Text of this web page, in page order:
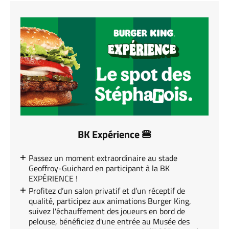
BK Expérience 🍔
Passez un moment extraordinaire au stade
Geoffroy-Guichard en participant à la BK
EXPÉRIENCE !
Profitez d’un salon privatif et d’un réceptif de
qualité, participez aux animations Burger King,
suivez l'échauffement des joueurs en bord de
pelouse, bénéficiez d'une entrée au Musée des